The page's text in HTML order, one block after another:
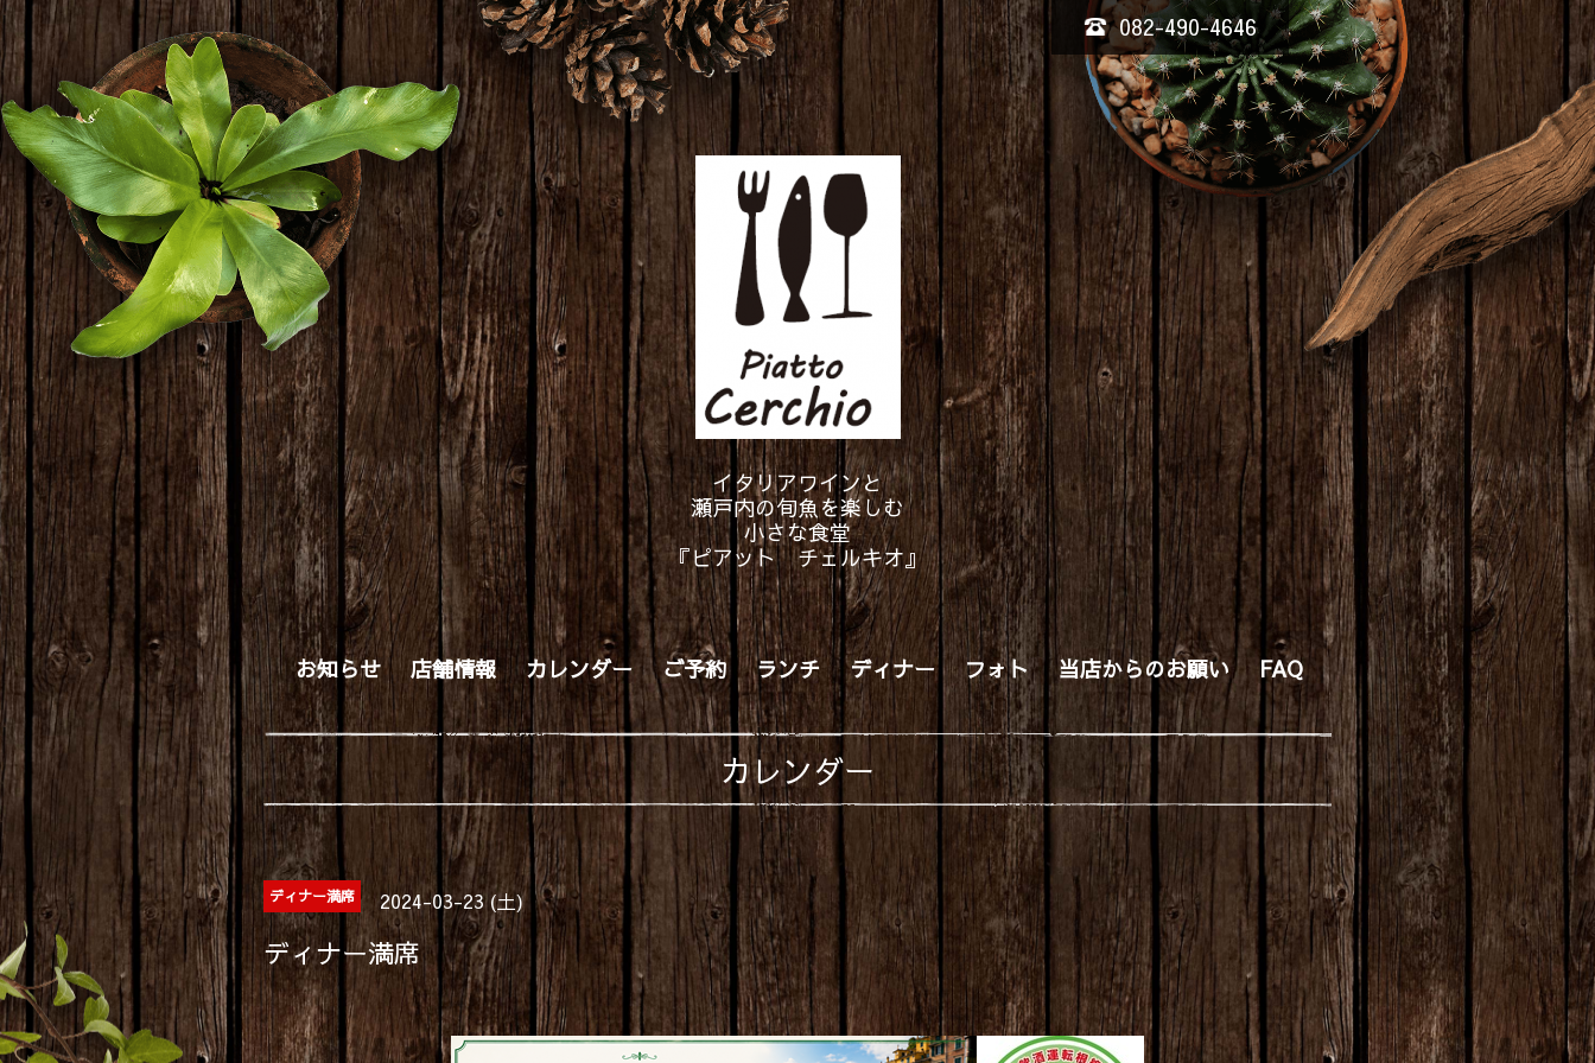
082-490-4646
イタリアワインと
瀬戸内の旬魚を楽しむ
小さな食堂
『ピアット チェルキオ』
お知らせ 店舗情報 カレンダー ご予約 ランチ ディナー フォト 当店からのお願い FAQ
カレンダー
ディナー満席 2024-03-23 (土)
ディナー満席